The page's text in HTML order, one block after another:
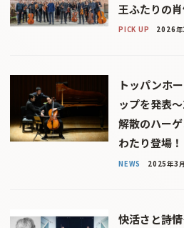
王ふたりの
PICK UP 2026
トッパンホ
ップを発表
解散のハー
わたり登場！
NEWS 2025年3
快活さと詩